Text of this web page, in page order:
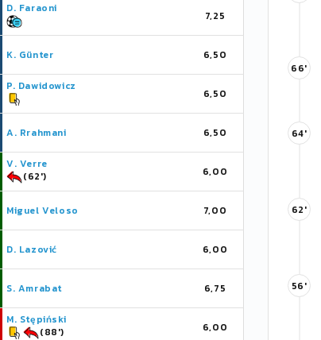
D. Faraoni
7,25
K. Günter 6,50
P. Dawidowicz
6,50
A. Rrahmani 6,50
V. Verre
(62')
6,00
Miguel Veloso 7,00
D. Lazović 6,00
S. Amrabat 6,75
M. Stępiński
(88')
6,00
66'
64'
62'
56'